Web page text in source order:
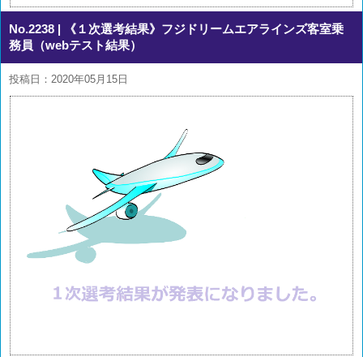
No.2238 | 《１次選考結果》フジドリームエアラインズ客室乗
務員（webテスト結果）
投稿日：2020年05月15日